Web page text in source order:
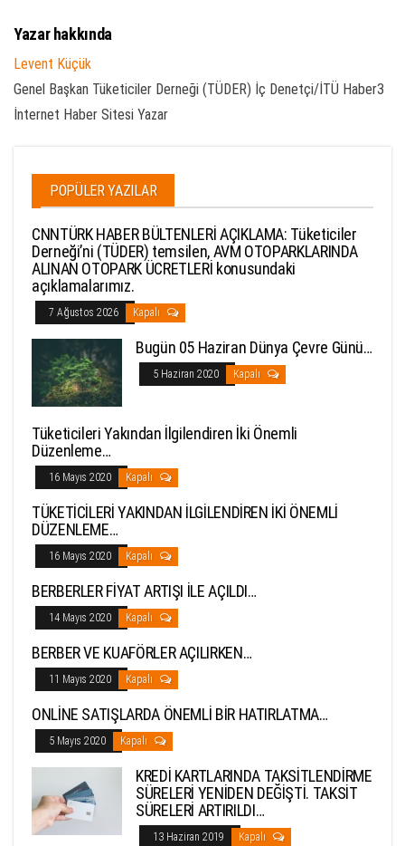
Yazar hakkında
Levent Küçük
Genel Başkan Tüketiciler Derneği (TÜDER) İç Denetçi/İTÜ Haber3
İnternet Haber Sitesi Yazar
POPÜLER YAZILAR
CNNTÜRK HABER BÜLTENLERİ AÇIKLAMA: Tüketiciler
Derneği’ni (TÜDER) temsilen, AVM OTOPARKLARINDA
ALINAN OTOPARK ÜCRETLERİ konusundaki
açıklamalarımız.
7 Ağustos 2026 Kapalı
Bugün 05 Haziran Dünya Çevre Günü…
5 Haziran 2020 Kapalı
Tüketicileri Yakından İlgilendiren İki Önemli
Düzenleme…
16 Mayıs 2020 Kapalı
TÜKETİCİLERİ YAKINDAN İLGİLENDİREN İKİ ÖNEMLİ
DÜZENLEME…
16 Mayıs 2020 Kapalı
BERBERLER FİYAT ARTIŞI İLE AÇILDI…
14 Mayıs 2020 Kapalı
BERBER VE KUAFÖRLER AÇILIRKEN…
11 Mayıs 2020 Kapalı
ONLİNE SATIŞLARDA ÖNEMLİ BİR HATIRLATMA…
5 Mayıs 2020 Kapalı
KREDİ KARTLARINDA TAKSİTLENDİRME
SÜRELERİ YENİDEN DEĞİŞTİ. TAKSİT
SÜRELERİ ARTIRILDI…
13 Haziran 2019 Kapalı